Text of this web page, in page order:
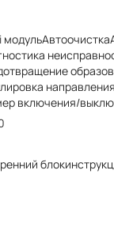
модульАвтоочистка
включения/
блок